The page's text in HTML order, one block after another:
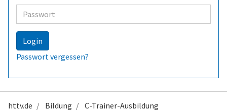
Passwort
Login
Passwort vergessen?
httv.de Bildung C-Trainer-Ausbildung